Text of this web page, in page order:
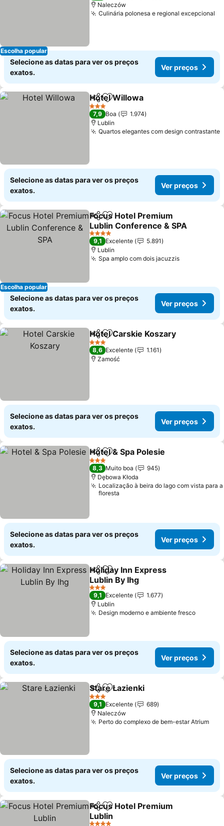
Escolha popular
Naleczów
Culinária polonesa e regional excepcional
Selecione as datas para ver os preços
exatos.
Ver preços
PartilharAdicionar aos favoritos
Hotel Willowa
3 Estrelas
7,9 Boa
1.974
Lublin
Quartos elegantes com design contrastante
Selecione as datas para ver os preços
exatos.
Ver preços
Escolha popular
PartilharAdicionar aos favoritos
Focus Hotel Premium
Lublin Conference & SPA
4 Estrelas
9,1 Excelente
5.891
Lublin
Spa amplo com dois jacuzzis
Selecione as datas para ver os preços
exatos.
Ver preços
PartilharAdicionar aos favoritos
Hotel Carskie Koszary
3 Estrelas
8,6 Excelente
1.161
Zamość
Selecione as datas para ver os preços
exatos.
Ver preços
PartilharAdicionar aos favoritos
Hotel & Spa Polesie
3 Estrelas
8,3 Muito boa
945
Dębowa Kłoda
Localização à beira do lago com vista para a
floresta
Selecione as datas para ver os preços
exatos.
Ver preços
PartilharAdicionar aos favoritos
Holiday Inn Express
Lublin By Ihg
3 Estrelas
9,1 Excelente
1.677
Lublin
Design moderno e ambiente fresco
Selecione as datas para ver os preços
exatos.
Ver preços
PartilharAdicionar aos favoritos
Stare Łazienki
3 Estrelas
9,1 Excelente
689
Naleczów
Perto do complexo de bem-estar Atrium
Selecione as datas para ver os preços
exatos.
Ver preços
PartilharAdicionar aos favoritos
Focus Hotel Premium
Lublin